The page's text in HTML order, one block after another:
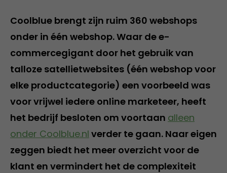
Coolblue brengt zijn ruim 360 webshops
onder in één webshop. Waar de e-
commercegigant door het gebruik van
talloze satellietwebsites (één webshop voor
elke productcategorie) een voorbeeld was
voor vrijwel iedere online marketeer, heeft
het bedrijf besloten om voortaan alleen
onder Coolblue.nl verder te gaan. Naar eigen
zeggen biedt het meer overzicht voor de
klant en vermindert het de complexiteit